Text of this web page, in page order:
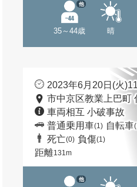
35～44歳
他
晴
2023年6月20日(火
市中京区教業上巴町
車両相互 小破事故
普通乗用車(1) 自転車
死亡(0) 負傷(1)
距離131m
他